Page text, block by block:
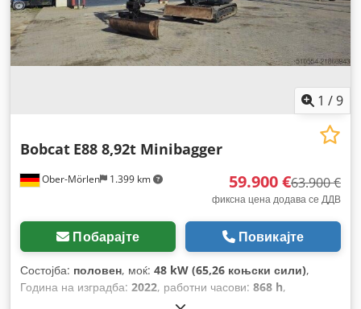
1 /9
Ober-Mörlen 1.399 km
Bobcat E88 8,92t Minibagger
59.900 €63.900 €
фиксна цена додава се ДДВ
Побарајте Повикајте
Состојба: половен, моќ: 48 kW (65,26 коњски сили),
Година на изградба: 2022, работни часови: 868 h,